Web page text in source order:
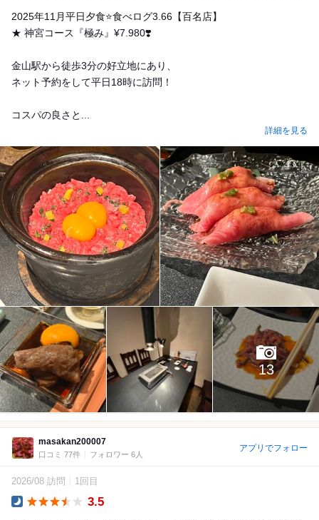
2025年11月平日夕食⭐️食べログ3.66【百名店】
★ 神宮コース『極み』¥7.980❣️
金山駅から徒歩3分の好立地にあり、
ネット予約をして平日18時に訪問！
コスパの良さと...
詳細を見る
13
masakan200007
口コミ 77件 フォロワー 6人
アプリでフォロー
2026/08 訪問 1回目
3.5